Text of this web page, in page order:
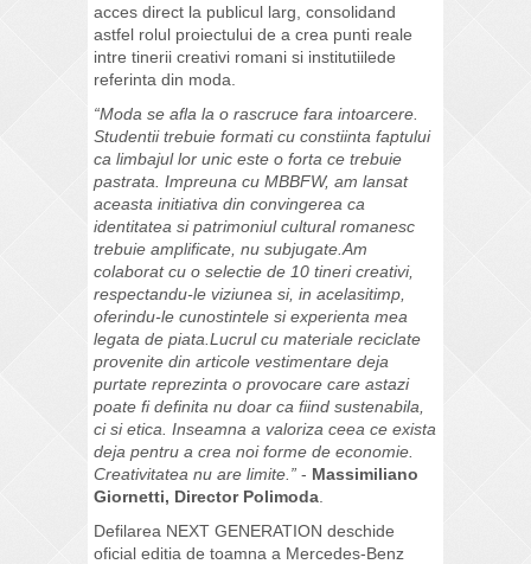
acces direct la publicul larg, consolidand
astfel rolul proiectului de a crea punti reale
intre tinerii creativi romani si institutiilede
referinta din moda.
“Moda se afla la o rascruce fara intoarcere.
Studentii trebuie formati cu constiinta faptului
ca limbajul lor unic este o forta ce trebuie
pastrata. Impreuna cu MBBFW, am lansat
aceasta initiativa din convingerea ca
identitatea si patrimoniul cultural romanesc
trebuie amplificate, nu subjugate.Am
colaborat cu o selectie de 10 tineri creativi,
respectandu-le viziunea si, in acelasitimp,
oferindu-le cunostintele si experienta mea
legata de piata.Lucrul cu materiale reciclate
provenite din articole vestimentare deja
purtate reprezinta o provocare care astazi
poate fi definita nu doar ca fiind sustenabila,
ci si etica. Inseamna a valoriza ceea ce exista
deja pentru a crea noi forme de economie.
Creativitatea nu are limite.” - Massimiliano
Giornetti, Director Polimoda
Defilarea NEXT GENERATION deschide
oficial editia de toamna a Mercedes-Benz